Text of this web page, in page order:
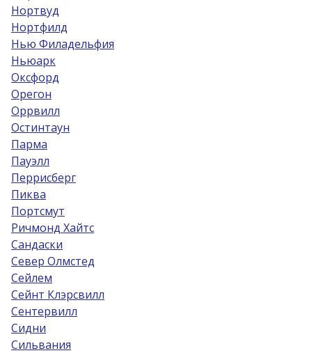
Нортвуд
Нортфилд
Нью Филадельфия
Ньюарк
Оксфорд
Орегон
Оррвилл
Остинтаун
Парма
Пауэлл
Перрисберг
Пиква
Портсмут
Ричмонд Хайтс
Сандаски
Север Олмстед
Сейлем
Сейнт Клэрсвилл
Сентервилл
Сидни
Сильвания